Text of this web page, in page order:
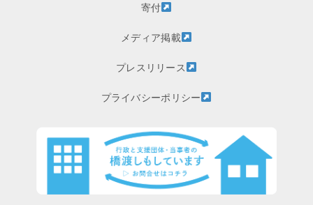
寄付
メディア掲載
プレスリリース
プライバシーポリシー